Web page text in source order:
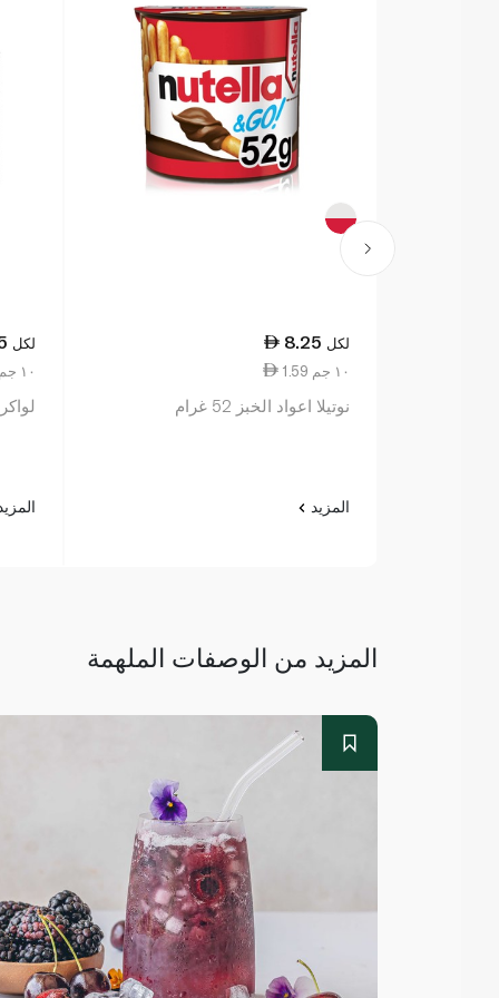
8.25 لكل
1.59 ١٠ جم
نوتيلا اعواد الخبز 52 غرام
المزيد
لكل
3.21 ١٠ جم
لواكر
المزيد من الوصفات الملهمة